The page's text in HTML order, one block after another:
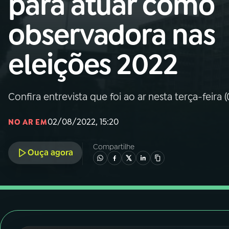
01 INÍCIO
02A RÁDIO
03PROGRAMAÇÃO
05PODCASTS
observadora nas
eleições 2022
Confira entrevista que foi ao ar nesta terça-feira
NO AR EM02/08/2022, 15:20
Ouça agora
Compartilhe